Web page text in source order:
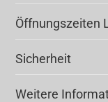
Öffnungszeiten
Sicherheit
Weitere